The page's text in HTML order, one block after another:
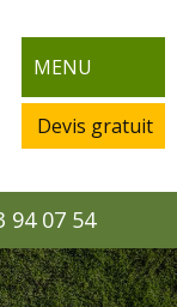
MENU
Devis gratuit
94 07 54